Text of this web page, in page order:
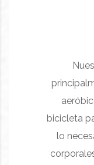
bicicleta
lo